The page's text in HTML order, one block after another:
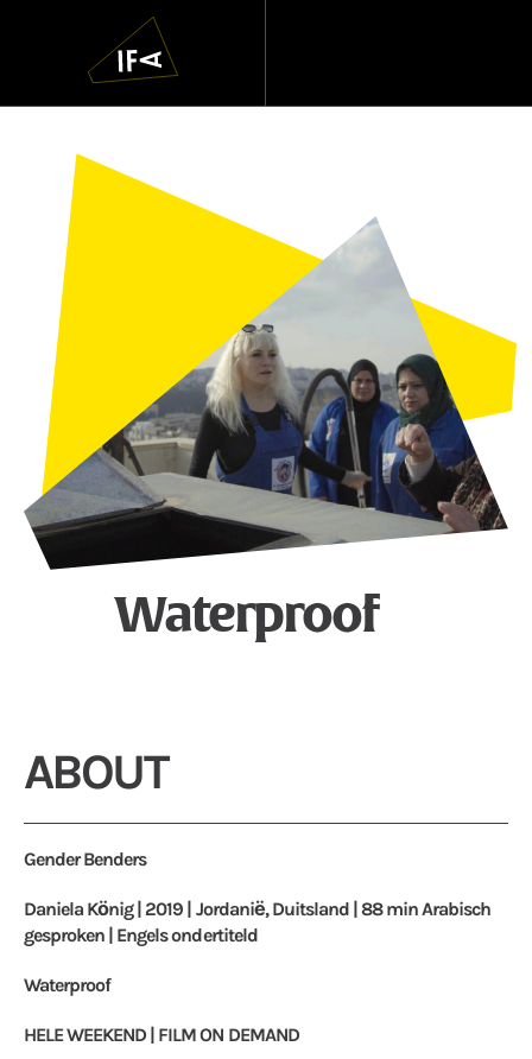
Navigatie
overslaan
Waterproof
ABOUT
Gender Benders
Daniela König | 2019 | Jordanië, Duitsland | 88 min Arabisch
gesproken | Engels ondertiteld
Waterproof
HELE WEEKEND | FILM ON DEMAND